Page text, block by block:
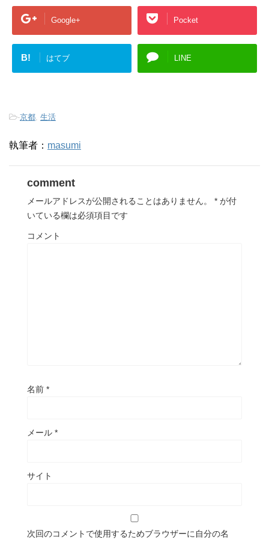
Google+ Pocket
B! はてブ LINE
-京都 生活
執筆者： masumi
comment
メールアドレスが公開されることはありません。 * が付
いている欄は必須項目です
コメント
名前 *
メール *
サイト
次回のコメントで使用するためブラウザーに自分の名